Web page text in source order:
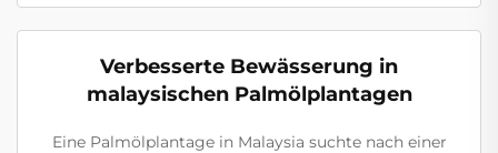
Verbesserte Bewässerung in
malaysischen Palmölplantagen
Eine Palmölplantage in Malaysia suchte nach einer